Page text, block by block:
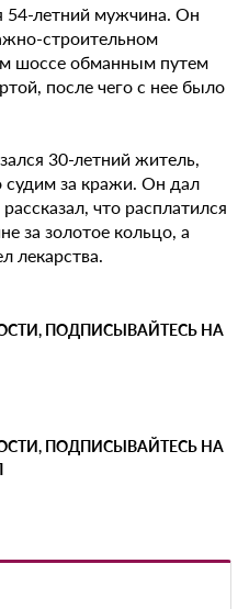
54-летний мужчина. Он
строительном
шоссе обманным путем
после чего с нее было
30-летний житель,
за кражи. Он дал
что расплатился
за золотое кольцо, а
лекарства.
ПОДПИСЫВАЙТЕСЬ НА
ПОДПИСЫВАЙТЕСЬ НА